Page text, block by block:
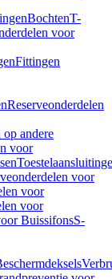
BochtenT-
voor
Fittingen
Reserveonderdelen
andere
voor
voor
voor
voor
BuissifonsS-